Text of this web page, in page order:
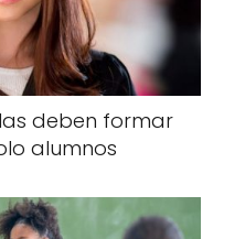
deben formar
alumnos